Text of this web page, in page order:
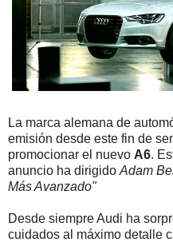
La marca alemana de
emisión desde este fin de
promocionar el nuevo A6.
anuncio ha dirigido Adam
Más Avanzado"
Desde siempre Audi ha
cuidados al máximo detalle